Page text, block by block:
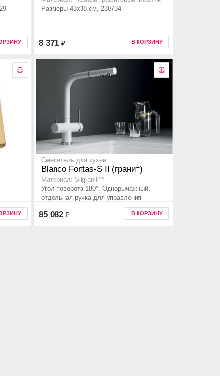
Размеры 43x38 см, 230734
8 371 ₽ В КОРЗИНУ
Смеситель для кухни
Blanco Fontas-S II (гранит)
Материал: Silgranit™
Угол поворота 180°, Однорычажный,
отдельная ручка для управления
85 082 ₽ В КОРЗИНУ